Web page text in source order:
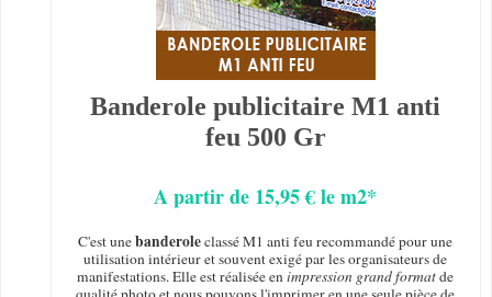
Banderole publicitaire M1 anti
feu 500 Gr
A partir de 15,95 € le m2*
C'est unebanderoleclassé M1 anti feu recommandé pour une
utilisation intérieur et souvent exigé par les organisateurs de
manifestations. Elle est réalisée enimpression grand formatde